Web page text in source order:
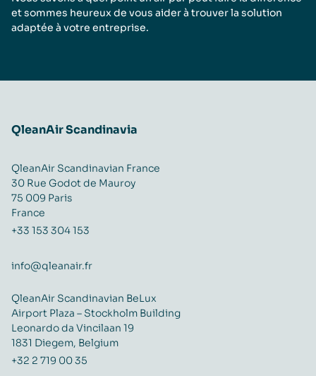
et sommes heureux de vous aider à trouver la solution
adaptée à votre entreprise.
QleanAir Scandinavia
QleanAir Scandinavian France
30 Rue Godot de Mauroy
75 009 Paris
France
+33 153 304 153
info@qleanair.fr
QleanAir Scandinavian BeLux
Airport Plaza – Stockholm Building
Leonardo da Vincilaan 19
1831 Diegem, Belgium
+32 2 719 00 35